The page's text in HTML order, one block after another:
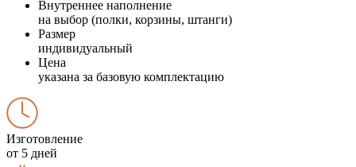
Внутреннее наполнение
на выбор (полки, корзины, штанги)
Размер
индивидуальный
Цена
указана за базовую комплектацию
Изготовление
от 5 дней